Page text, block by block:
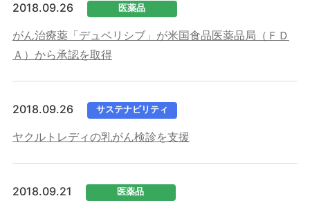
2018.09.26 医薬品
がん治療薬「デュベリシブ」が米国食品医薬品局（ＦＤ
Ａ）から承認を取得
2018.09.26 サステナビリティ
ヤクルトレディの乳がん検診を支援
2018.09.21 医薬品